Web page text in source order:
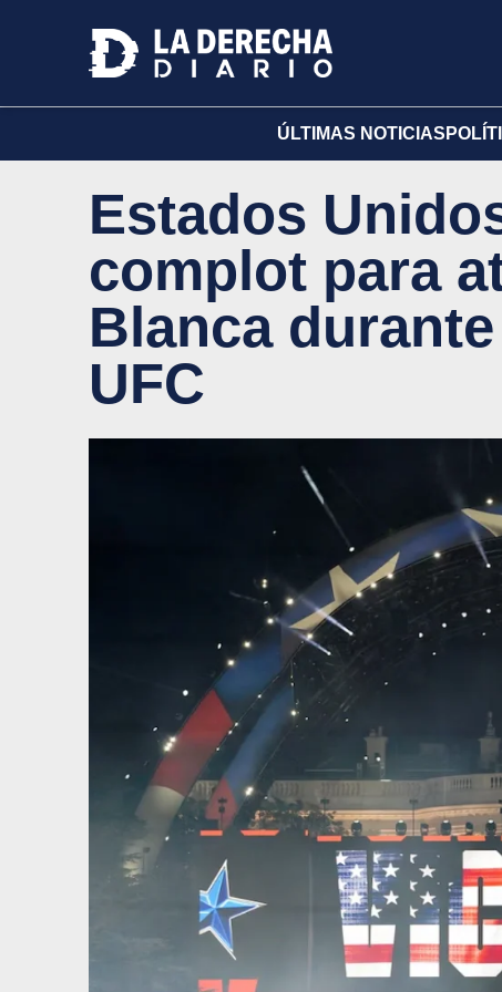
ÚLTIMAS NOTICIAS
Estados
complot para
Blanca
UFC